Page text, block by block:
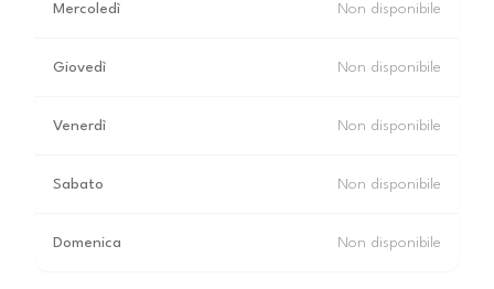
Mercoledì Non disponibile
Giovedì Non disponibile
Venerdì Non disponibile
Sabato Non disponibile
Domenica Non disponibile